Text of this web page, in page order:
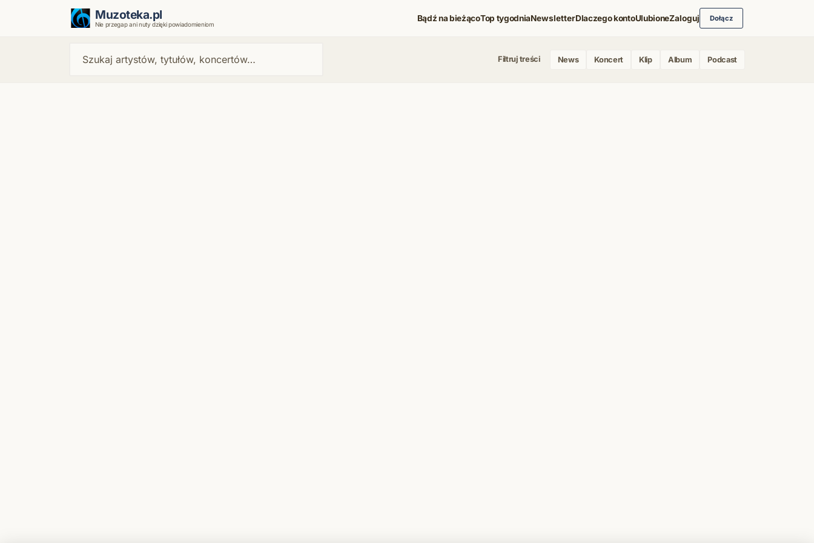
Muzoteka.pl
Nie przegap ani nuty dzięki powiadomieniom
Bądź na bieżącoTop tygodniaNewsletterDlaczego kontoUlubioneZaloguj Dołącz
Filtruj treści News Koncert Klip Album Podcast